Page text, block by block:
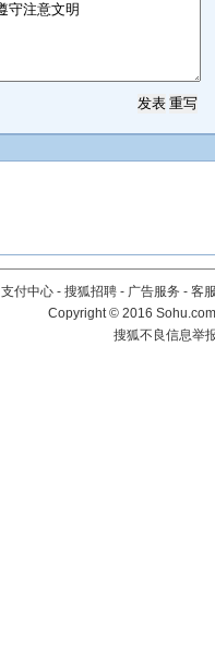
支付中心 - 搜狐招聘 - 广告服务 - 客
Copyright©2016
搜狐不良信息举